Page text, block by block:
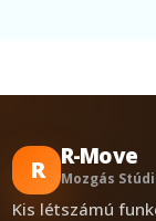
R R-Move
Mozgás
Kis létszámú